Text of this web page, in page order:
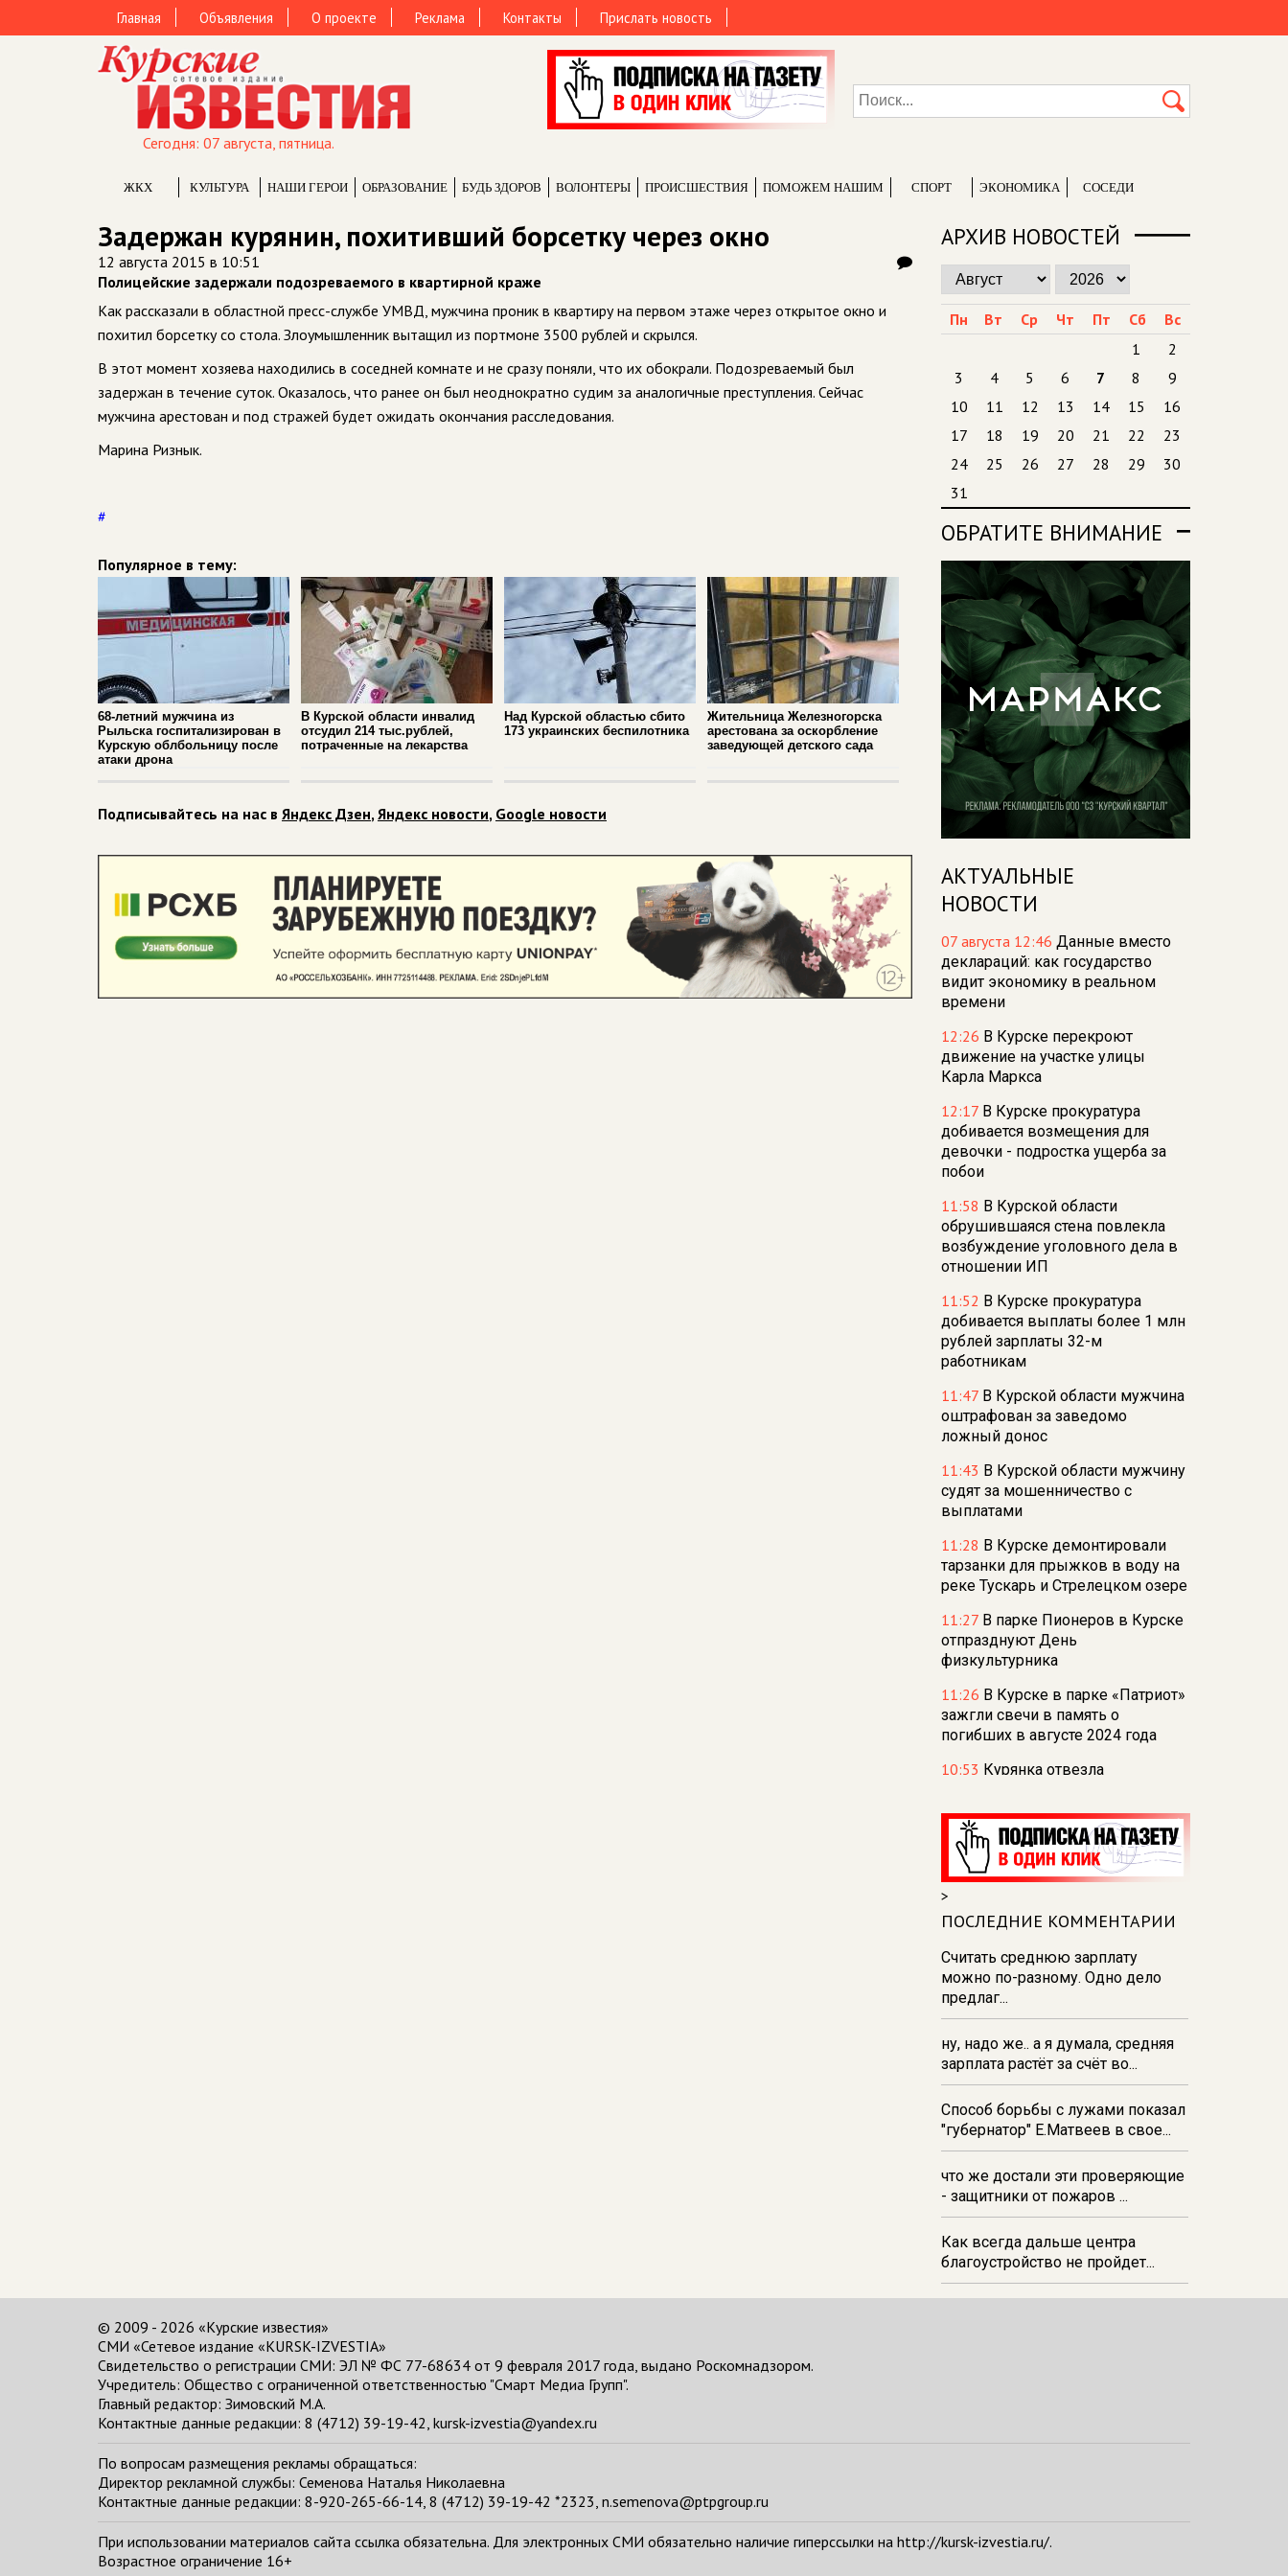
Главная Объявления О проекте Реклама Контакты Прислать новость
Сегодня: 07 августа, пятница.
ЖКХ КУЛЬТУРА НАШИ ГЕРОИ ОБРАЗОВАНИЕ БУДЬ ЗДОРОВ ВОЛОНТЕРЫ ПРОИCШЕСТВИЯ ПОМОЖЕМ НАШИМ СПОРТ ЭКОНОМИКА СОСЕДИ
Задержан курянин, похитивший борсетку через окно
12 августа 2015 в 10:51
Полицейские задержали подозреваемого в квартирной краже
Как рассказали в областной пресс-службе УМВД, мужчина проник в квартиру на первом этаже через открытое окно и
похитил борсетку со стола. Злоумышленник вытащил из портмоне 3500 рублей и скрылся.
В этот момент хозяева находились в соседней комнате и не сразу поняли, что их обокрали. Подозреваемый был
задержан в течение суток. Оказалось, что ранее он был неоднократно судим за аналогичные преступления. Сейчас
мужчина арестован и под стражей будет ожидать окончания расследования.
Марина Ризнык.
#
Популярное в тему:
68-летний мужчина из
Рыльска госпитализирован в
Курскую облбольницу после
атаки дрона
В Курской области инвалид
отсудил 214 тыс.рублей,
потраченные на лекарства
Над Курской областью сбито
173 украинских беспилотника
Жительница Железногорска
арестована за оскорбление
заведующей детского сада
Подписывайтесь на нас в Яндекс Дзен,Яндекс новости, Google новости
АРХИВ НОВОСТЕЙ
Пн Вт Ср Чт Пт Сб
Вс
1
2
3
4 5 6 7 8
9
10
11 12 13 14 15
16
17
18 19 20 21 22
23
24
25 26 27 28 29
30
31
ОБРАТИТЕ ВНИМАНИЕ
АКТУАЛЬНЫЕ
НОВОСТИ
07 августа 12:46 Данные вместо
деклараций: как государство
видит экономику в реальном
времени
12:26 В Курске перекроют
движение на участке улицы
Карла Маркса
12:17 В Курске прокуратура
добивается возмещения для
девочки - подростка ущерба за
побои
11:58 В Курской области
обрушившаяся стена повлекла
возбуждение уголовного дела в
отношении ИП
11:52 В Курске прокуратура
добивается выплаты более 1 млн
рублей зарплаты 32-м
работникам
11:47 В Курской области мужчина
оштрафован за заведомо
ложный донос
11:43 В Курской области мужчину
судят за мошенничество с
выплатами
11:28 В Курске демонтировали
тарзанки для прыжков в воду на
реке Тускарь и Стрелецком озере
11:27 В парке Пионеров в Курске
отпразднуют День
физкультурника
11:26 В Курске в парке «Патриот»
зажгли свечи в память о
погибших в августе 2024 года
10:53 Курянка отвезла
денег на сумму свыше 10
миллионов рублей
10:42
В Курской области
Россельхознадзор выявил 55
новых очагов опасных сорняков
и вредителей
10:37К школе на проспекте
Плевицкой в курске строят
двухполосную дорогу с уличным
освещением
10:17Обвиняемый в
мошенничестве железногорский
отправлен под домашний арест
06 августа 21:34В Курске на
стадионе прошла беговая
тренировка‑вечеринка в формате
DJ Run
>
ПОСЛЕДНИЕ КОММЕНТАРИИ
Считать среднюю зарплату
можно по-разному. Одно дело
предлаг...
ну, надо же.. а я думала, средняя
зарплата растёт за счёт во...
Способ борьбы с лужами показал
"губернатор" Е.Матвеев в свое...
что же достали эти проверяющие
- защитники от пожаров ...
Как всегда дальше центра
благоустройство не пройдет...
© 2009 - 2026 «Курские известия»
СМИ «Сетевое издание «KURSK-IZVESTIA»
Свидетельство о регистрации СМИ: ЭЛ № ФС 77-68634 от 9 февраля 2017 года, выдано Роскомнадзором.
Учредитель: Общество с ограниченной ответственностью "Смарт Медиа Групп".
Главный редактор: Зимовский М.А.
Контактные данные редакции: 8 (4712) 39-19-42, kursk-izvestia@yandex.ru
По вопросам размещения рекламы обращаться:
Директор рекламной службы: Семенова Наталья Николаевна
Контактные данные редакции: 8-920-265-66-14, 8 (4712) 39-19-42 *2323, n.semenova@ptpgroup.ru
При использовании материалов сайта ссылка обязательна. Для электронных СМИ обязательно наличие гиперссылки на http://kursk-izvestia.ru/.
Возрастное ограничение 16+